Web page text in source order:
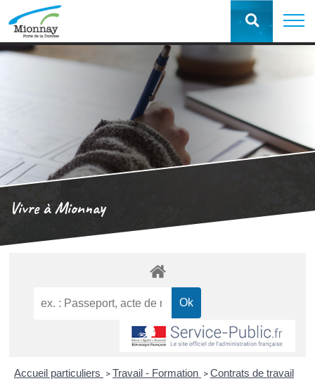
Vivre à Mionnay
Accueil particuliers > Travail - Formation > Contrats de travail